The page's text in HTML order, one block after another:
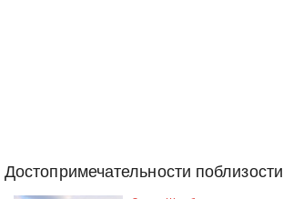
Достопримечательности поблизости